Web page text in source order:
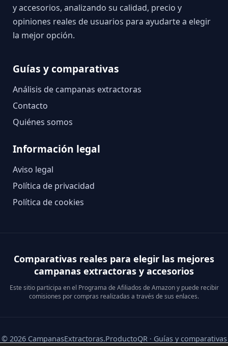
y accesorios, analizando su calidad, precio y
opiniones reales de usuarios para ayudarte a elegir
la mejor opción.
Guías y comparativas
Análisis de campanas extractoras
Contacto
Quiénes somos
Información legal
Aviso legal
Política de privacidad
Política de cookies
Comparativas reales para elegir las mejores
campanas extractoras y accesorios
Este sitio participa en el Programa de Afiliados de Amazon y puede recibir
comisiones por compras realizadas a través de sus enlaces.
© 2026 CampanasExtractoras.ProductoQR · Guías y comparativas